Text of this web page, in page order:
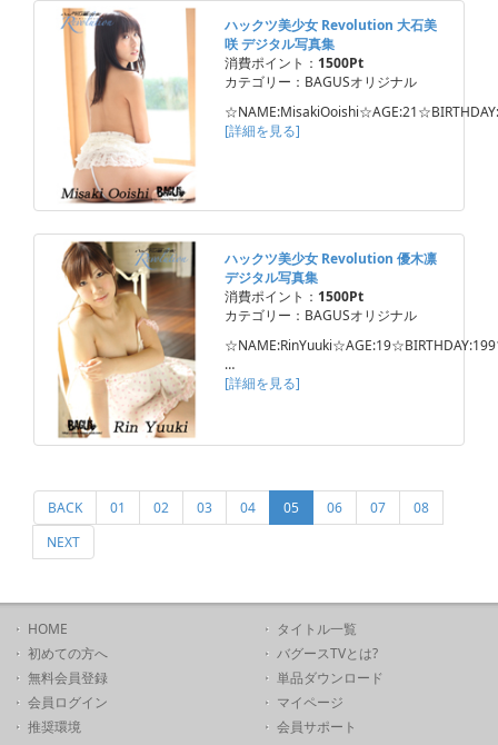
ハックツ美少女 Revolution 大石美
咲 デジタル写真集
消費ポイント： 1500Pt
カテゴリー：BAGUSオリジナル
[詳細を見る]
ハックツ美少女 Revolution 優木凛
デジタル写真集
消費ポイント： 1500Pt
カテゴリー：BAGUSオリジナル
…
[詳細を見る]
BACK 01 02 03 04 05 (current)
06 07
08
NEXT
HOME
初めての方へ
無料会員登録
会員ログイン
推奨環境
タイトル一覧
バグースTVとは?
単品ダウンロード
マイページ
会員サポート